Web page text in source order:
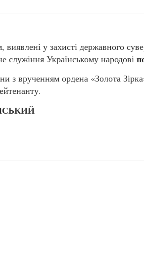
виявлені у захисті державного
служіння Українському народові
з врученням ордена «Золота